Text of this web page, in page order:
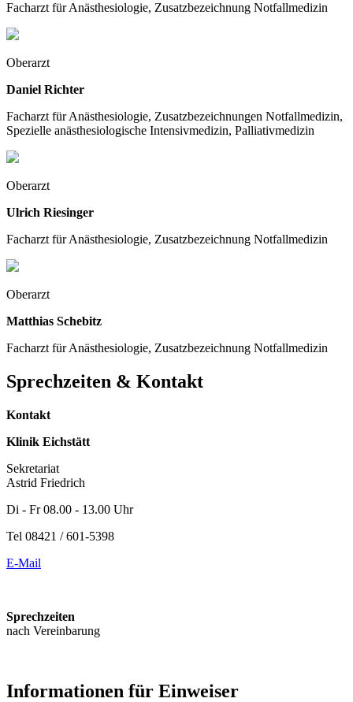
Facharzt für Anästhesiologie, Zusatzbezeichnung Notfallmedizin
Oberarzt
Daniel Richter
Facharzt für Anästhesiologie, Zusatzbezeichnungen Notfallmedizin,
Spezielle anästhesiologische Intensivmedizin, Palliativmedizin
Oberarzt
Ulrich Riesinger
Facharzt für Anästhesiologie, Zusatzbezeichnung Notfallmedizin
Oberarzt
Matthias Schebitz
Facharzt für Anästhesiologie, Zusatzbezeichnung Notfallmedizin
Sprechzeiten & Kontakt
Kontakt
Klinik Eichstätt
Sekretariat
Astrid Friedrich
Di - Fr 08.00 - 13.00 Uhr
Tel 08421 / 601-5398
E-Mail
Sprechzeiten
nach Vereinbarung
Informationen für Einweiser